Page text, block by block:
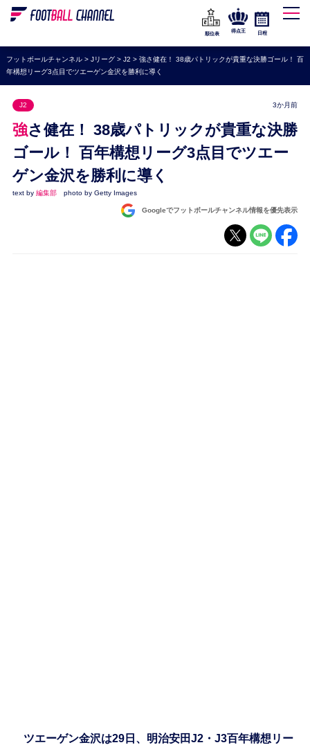
WEリーグ
海外サッカー
プレミアリーグ
セリエA
ブンデスリーガ
UEFA
ナショナルチーム
順位表
得点王 日程
フットボールチャンネル> Jリーグ> J2 > 強さ健在！ 38歳パトリックが貴重な決勝ゴール！ 百
年構想リーグ3点目でツエーゲン金沢を勝利に導く
J2 3か月前
強さ健在！ 38歳パトリックが貴重な決勝
ゴール！ 百年構想リーグ3点目でツエー
ゲン金沢を勝利に導く
text by 編集部 photo by Getty Images
Googleでフットボールチャンネル情報を優先表示
ツエーゲン金沢は29日、明治安田J2・J3百年構想リー